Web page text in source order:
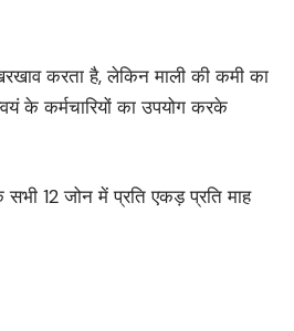
करता है, लेकिन माली की कमी का
के कर्मचारियों का उपयोग करके
12 जोन में प्रति एकड़ प्रति माह